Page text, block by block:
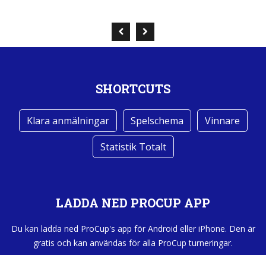
SHORTCUTS
Klara anmälningar Spelschema
Vinnare
Statistik Totalt
LADDA NED PROCUP APP
Du kan ladda ned ProCup's app för Android eller iPhone. Den är
gratis och kan användas för alla ProCup turneringar.